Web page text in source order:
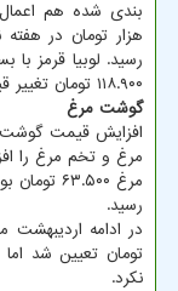
۱۱۸.۹۰۰ تومان تغییر قیمت دارد.
گوشت مرغ
افزایش قیمت گوشت
مرغ و تخم مرغ را
رسید.
تومان تعیین شد
نکرد.